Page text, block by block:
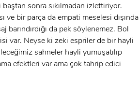
Şifremi Unuttum ?
sonra sıkılmadan izlettiriyor.
ve bir parça da empati meselesi dışında
barındırdığı da pek söylenemez. Bol
var. Neyse ki zeki espriler de bir hayli
sahneler hayli yumuşatılıp
efektleri var ama çok tahrip edici